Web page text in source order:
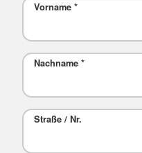
Vorname *
Nachname *
Straße / Nr.